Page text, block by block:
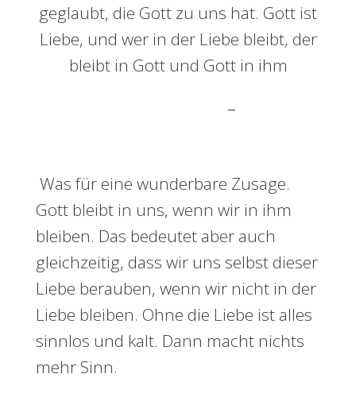
geglaubt, die Gott zu uns hat. Gott ist
Liebe, und wer in der Liebe bleibt, der
bleibt in Gott und Gott in ihm
–
Was für eine wunderbare Zusage.
Gott bleibt in uns, wenn wir in ihm
bleiben. Das bedeutet aber auch
gleichzeitig, dass wir uns selbst dieser
Liebe berauben, wenn wir nicht in der
Liebe bleiben. Ohne die Liebe ist alles
sinnlos und kalt. Dann macht nichts
mehr Sinn.